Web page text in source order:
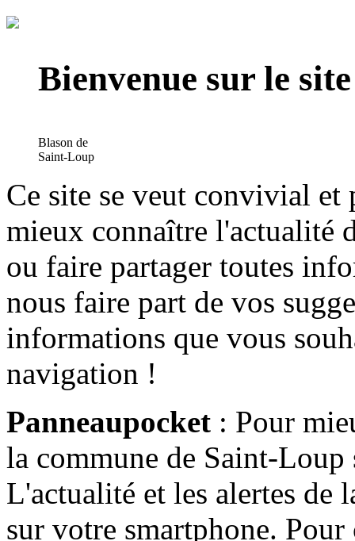
Bienvenue sur le
Blason de
Saint-Loup
Ce site se veut convivial et
mieux connaître l'actualité
ou faire partager toutes
nous faire part de vos
informations que vous
navigation !
Panneaupocket : Pour
la commune de Saint-Loup
L'actualité et les alertes de
sur votre smartphone.